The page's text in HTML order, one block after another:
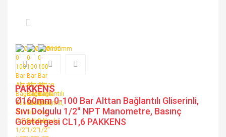
PAKKENS
Ø160mm 0-100 Bar Alttan Bağlantılı Gliserinli,
Sıvı Dolgulu 1/2'' NPT Manometre, Basınç
Göstergesi CL1,6 PAKKENS